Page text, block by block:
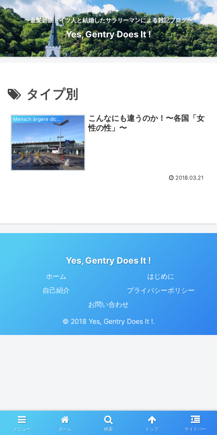
〜金髪碧眼ドイツ人と結婚したサラリーマンによる雑記ブログ〜
Yes, Gentry Does It !
タイプ別
こんなにも違うのか！〜各国「女
性の性」〜
2018.03.21
Yes, Gentry Does It !
ホーム
はじめに
自己紹介
プライバシーポリシー
お問い合わせ
© 2018 Yes, Gentry Does It !.
メニュー ホーム 検索 トップ サイドバー